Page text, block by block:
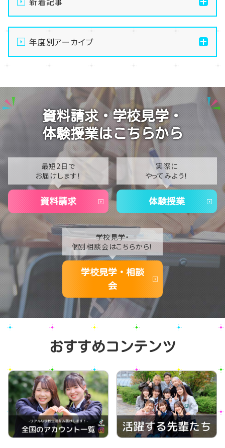
【なんば】体験授業で高級感のあるマンゴータルト作り
ました！🥭✨
【なんば】キラリと輝く宝物✨「光るハーバリウム」作り
【なんば】校舎紹介の「自習室編」✨
【なんば】笑顔が溢れたオープンスクール😊在校生の
温かいお出迎えで素敵な1日に🌷
【なんば】夏季休校期間のお知らせ🍉
年度別アーカイブ
2025
2024
2023
2021
2020
資料請求・学校見学・
体験授業はこちらから
最短2日で
お届けします！
資料請求
実際に
やってみよう！
体験授業
学校見学・
個別相談会はこちらから！
学校見学・相談
会
おすすめコンテンツ